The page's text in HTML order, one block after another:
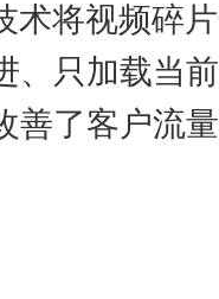
将视频碎片
、只加载当
善了客户流